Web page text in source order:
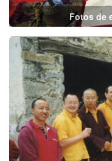
Fotos de